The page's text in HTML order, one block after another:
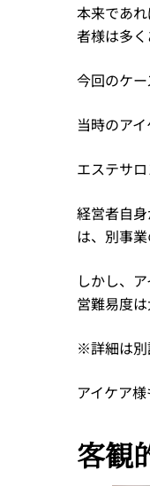
本来であ
者様は多く
今回のケ
当時のア
エステサ
経営者自
は、別事
しかし、
営難易度は
※詳細は別
アイケア
客観